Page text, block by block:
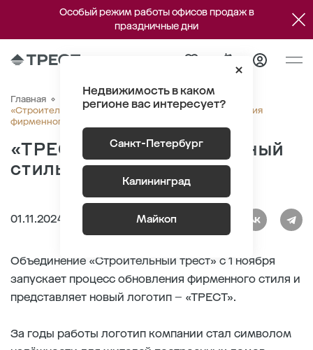
Особый режим работы офисов продаж в
праздничные дни
Недвижимость в каком
регионе вас интересует?
Санкт-Петербург
Калининград
Майкоп
Главная О компании
«Строительный трест» запускает процесс обновления
фирменного стиля и представляет новый логотип
«ТРЕСТ»: новый фирменный
стиль и новый логотип
01.11.2024
Объединение «Строительный трест» с 1 ноября
запускает процесс обновления фирменного стиля и
представляет новый логотип – «ТРЕСТ».
За годы работы логотип компании стал символом